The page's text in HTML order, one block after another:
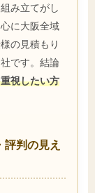
み立てがし
に大阪全域
の見積もり
です。結論
視したい方
判の見え